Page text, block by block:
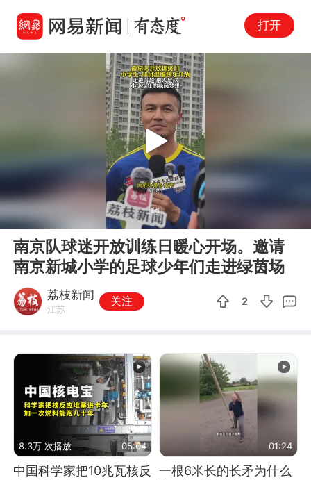
打开
00:00
Play
南京队球迷开放训练日暖心开场。邀请
南京新城小学的足球少年们走进绿茵场
荔枝新闻
江苏
关注 2
8.3万 次播放 05:04
中国科学家把10兆瓦核反
01:24
一根6米长的长矛为什么